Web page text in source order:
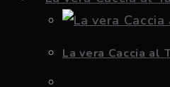
La vera Caccia al